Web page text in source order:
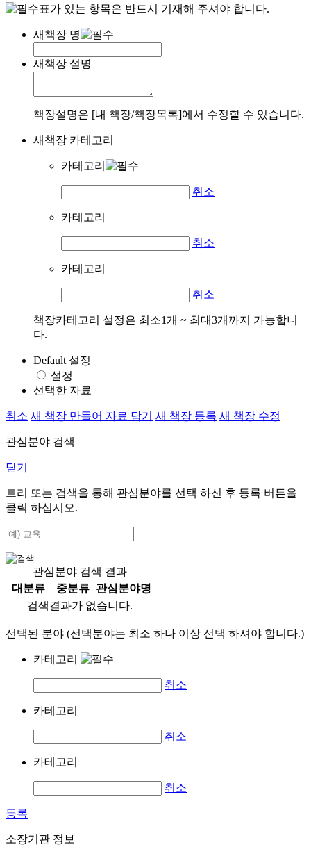
표가 있는 항목은 반드시 기재해 주셔야 합니다.
새책장 명
새책장 설명
책장설명은 [내 책장/책장목록]에서 수정할 수 있습니다.
새책장 카테고리
카테고리
취소
카테고리
취소
카테고리
취소
책장카테고리 설정은 최소1개 ~ 최대3개까지 가능합니
다.
Default 설정
설정
선택한 자료
취소 새 책장 만들어 자료 담기 새 책장 등록 새 책장 수정
관심분야 검색
닫기
트리 또는 검색을 통해 관심분야를 선택 하신 후 등록 버튼을
클릭 하십시오.
관심분야 검색 결과
대분류
중분류
관심분야명
검색결과가 없습니다.
선택된 분야 (선택분야는 최소 하나 이상 선택 하셔야 합니다.)
카테고리
취소
카테고리
취소
카테고리
취소
등록
소장기관 정보